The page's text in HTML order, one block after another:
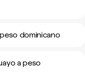
dominicano
a peso